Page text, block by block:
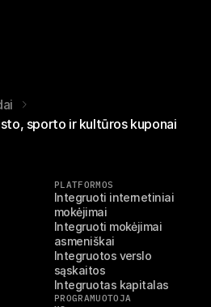
sporto ir kultūros kuponai
PLATFORMOS
Integruoti internetiniai
mokėjimai
Integruoti mokėjimai
asmeniškai
Integruotos verslo
sąskaitos
Integruotas kapitalas
PROGRAMUOTOJA